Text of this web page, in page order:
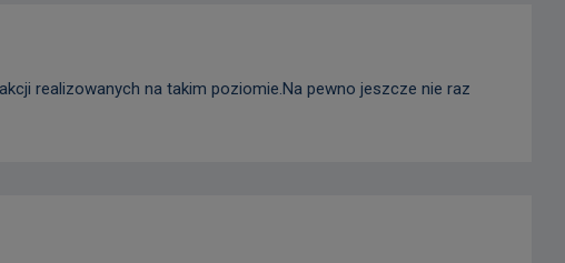
realizowanych na takim poziomie.Na pewno jeszcze nie raz